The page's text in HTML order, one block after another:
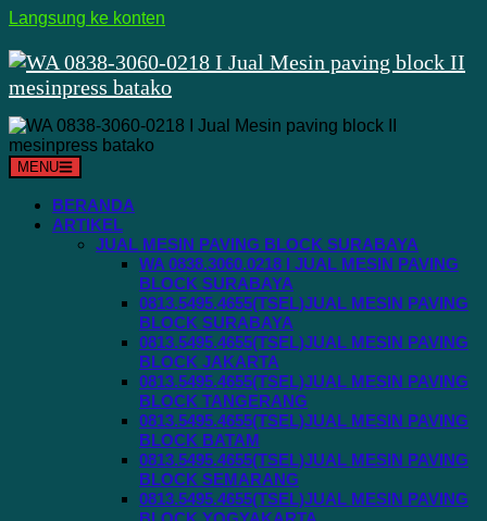
Langsung ke konten
MENU
BERANDA
ARTIKEL
JUAL MESIN PAVING BLOCK SURABAYA
WA 0838.3060.0218 I JUAL MESIN PAVING
BLOCK SURABAYA
0813.5495.4655(TSEL)JUAL MESIN PAVING
BLOCK SURABAYA
0813.5495.4655(TSEL)JUAL MESIN PAVING
BLOCK JAKARTA
0813.5495.4655(TSEL)JUAL MESIN PAVING
BLOCK TANGERANG
0813.5495.4655(TSEL)JUAL MESIN PAVING
BLOCK BATAM
0813.5495.4655(TSEL)JUAL MESIN PAVING
BLOCK SEMARANG
0813.5495.4655(TSEL)JUAL MESIN PAVING